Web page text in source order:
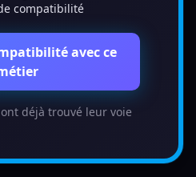
compatibilité
avec ce
déjà trouvé leur voie